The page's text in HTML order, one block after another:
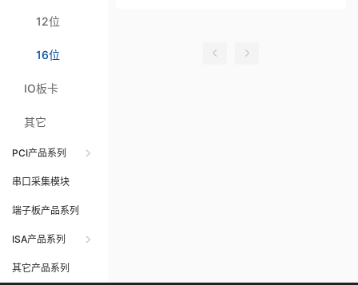
12位
16位
IO板卡
其它
PCI产品系列
串口采集模块
端子板产品系列
ISA产品系列
其它产品系列